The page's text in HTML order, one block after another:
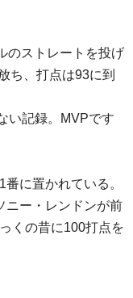
のストレートを投げ
ち、打点は93に到
い記録。MVPです
に置かれている。
ニー・レンドンが前
くの昔に100打点を